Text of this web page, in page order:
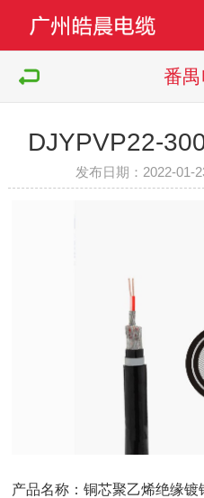
番
DJYPVP22-
发布日期：2022-01-
产品名称：铜芯聚乙烯绝缘镀